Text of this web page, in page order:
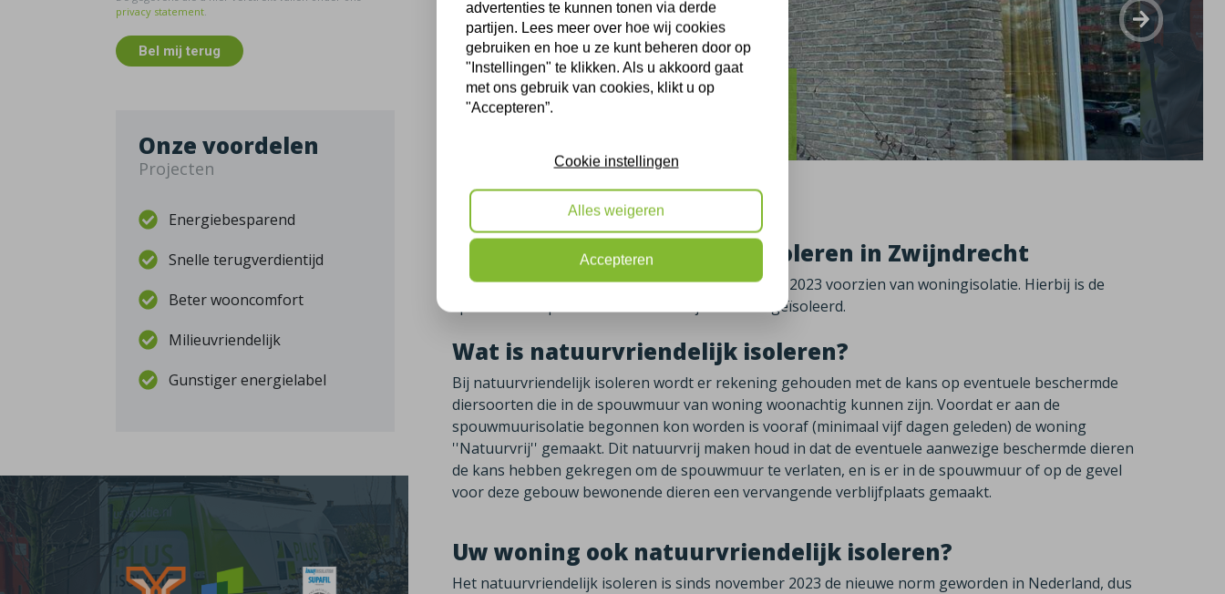
privacy statement.
Bel mij terug
Onze voordelen
Projecten
Energiebesparend
Snelle terugverdientijd
Beter wooncomfort
Milieuvriendelijk
Gunstiger energielabel
Zwijndrecht
Woning natuurvriendelijk isoleren in Zwijndrecht
Deze woning in Zwijndrecht hebben wij op 28-11-2023 voorzien van woningisolatie. Hierbij is de
spouwmuur op een natuurvriendelijke manier geïsoleerd.
Wat is natuurvriendelijk isoleren?
Bij natuurvriendelijk isoleren wordt er rekening gehouden met de kans op eventuele beschermde
diersoorten die in de spouwmuur van woning woonachtig kunnen zijn. Voordat er aan de
spouwmuurisolatie begonnen kon worden is vooraf (minimaal vijf dagen geleden) de woning
''Natuurvrij'' gemaakt. Dit natuurvrij maken houd in dat de eventuele aanwezige beschermde dieren
de kans hebben gekregen om de spouwmuur te verlaten, en is er in de spouwmuur of op de gevel
voor deze gebouw bewonende dieren een vervangende verblijfplaats gemaakt.
Uw woning ook natuurvriendelijk isoleren?
Het natuurvriendelijk isoleren is sinds november 2023 de nieuwe norm geworden in Nederland, dus
advertenties te kunnen tonen via derde
partijen. Lees meer over hoe wij cookies
gebruiken en hoe u ze kunt beheren door op
"Instellingen" te klikken. Als u akkoord gaat
met ons gebruik van cookies, klikt u op
"Accepteren”.
Cookie instellingen
Alles weigeren
Accepteren